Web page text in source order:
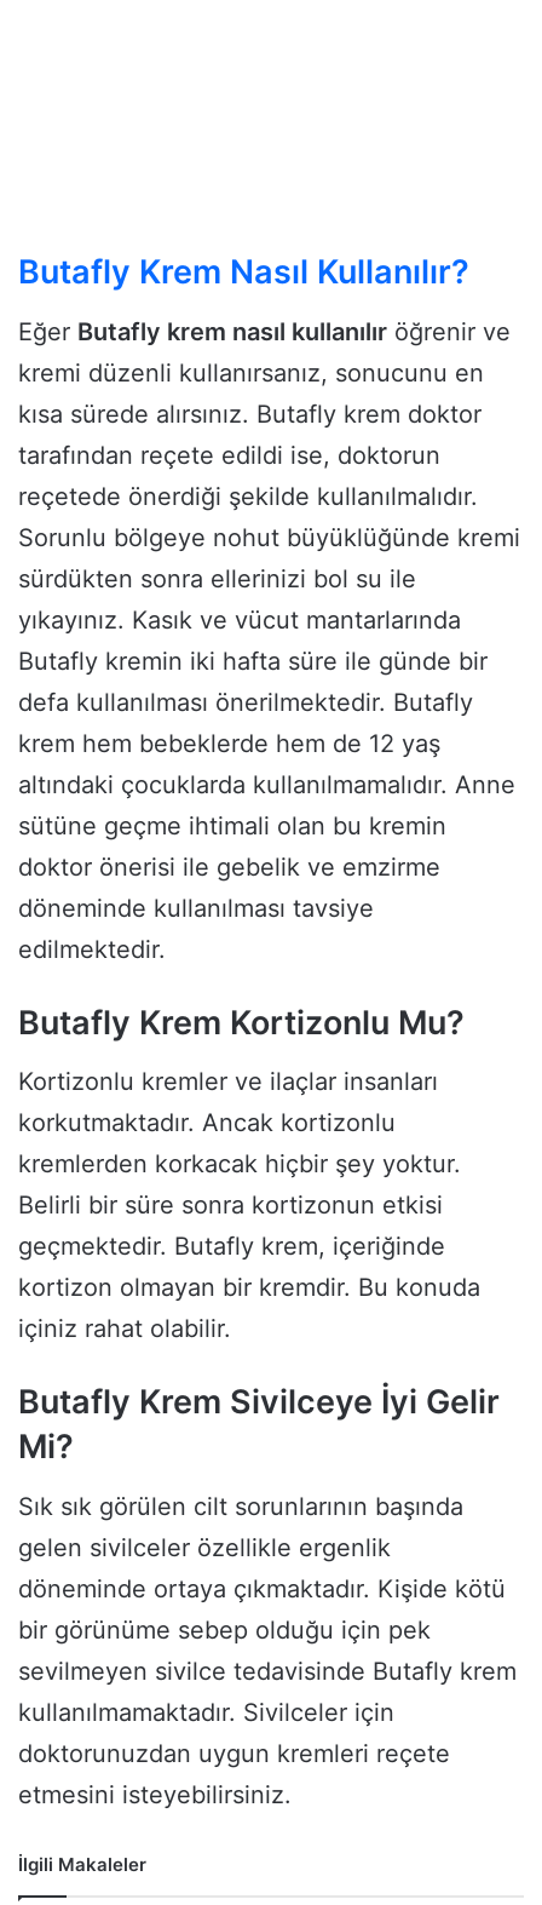
Butafly Krem Nasıl Kullanılır?
Eğer Butafly krem nasıl kullanılır öğrenir ve
kremi düzenli kullanırsanız, sonucunu en
kısa sürede alırsınız. Butafly krem doktor
tarafından reçete edildi ise, doktorun
reçetede önerdiği şekilde kullanılmalıdır.
Sorunlu bölgeye nohut büyüklüğünde kremi
sürdükten sonra ellerinizi bol su ile
yıkayınız. Kasık ve vücut mantarlarında
Butafly kremin iki hafta süre ile günde bir
defa kullanılması önerilmektedir. Butafly
krem hem bebeklerde hem de 12 yaş
altındaki çocuklarda kullanılmamalıdır. Anne
sütüne geçme ihtimali olan bu kremin
doktor önerisi ile gebelik ve emzirme
döneminde kullanılması tavsiye
edilmektedir.
Butafly Krem Kortizonlu Mu?
Kortizonlu kremler ve ilaçlar insanları
korkutmaktadır. Ancak kortizonlu
kremlerden korkacak hiçbir şey yoktur.
Belirli bir süre sonra kortizonun etkisi
geçmektedir. Butafly krem, içeriğinde
kortizon olmayan bir kremdir. Bu konuda
içiniz rahat olabilir.
Butafly Krem Sivilceye İyi Gelir
Mi?
Sık sık görülen cilt sorunlarının başında
gelen sivilceler özellikle ergenlik
döneminde ortaya çıkmaktadır. Kişide kötü
bir görünüme sebep olduğu için pek
sevilmeyen sivilce tedavisinde Butafly krem
kullanılmamaktadır. Sivilceler için
doktorunuzdan uygun kremleri reçete
etmesini isteyebilirsiniz.
İlgili Makaleler